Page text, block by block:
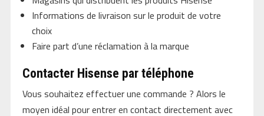
Informations de livraison sur le produit de votre
choix
Faire part d’une réclamation à la marque
Contacter Hisense par téléphone
Vous souhaitez effectuer une commande ? Alors le
moyen idéal pour entrer en contact directement avec